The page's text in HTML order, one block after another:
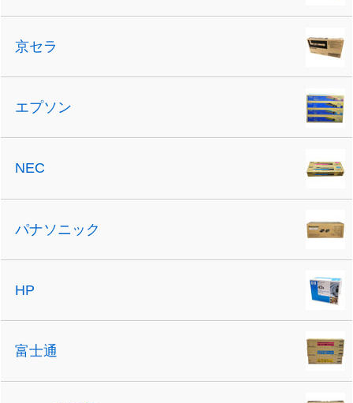
京セラ
エプソン
NEC
パナソニック
HP
富士通